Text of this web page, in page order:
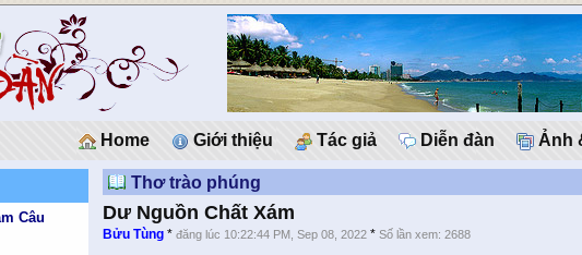
Home Giới thiệu Tác giả Diễn đàn Ảnh
Câu
Thơ trào phúng
Dư Nguồn Chất Xám
Bửu Tùng *đăng lúc 10:22:44 PM, Sep 08, 2022 *Số lần xem: 2688